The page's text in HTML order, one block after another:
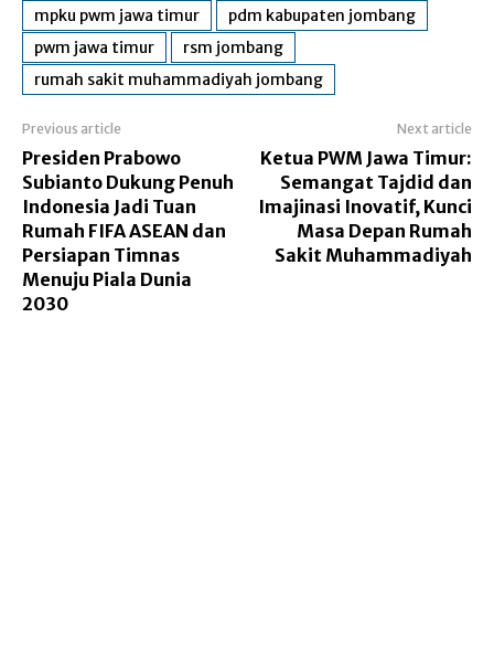
mpku pwm jawa timur
pdm kabupaten jombang
pwm jawa timur
rsm jombang
rumah sakit muhammadiyah jombang
Previous article
Presiden Prabowo
Subianto Dukung Penuh
Indonesia Jadi Tuan
Rumah FIFA ASEAN dan
Persiapan Timnas
Menuju Piala Dunia
2030
Next article
Ketua PWM Jawa Timur:
Semangat Tajdid dan
Imajinasi Inovatif, Kunci
Masa Depan Rumah
Sakit Muhammadiyah